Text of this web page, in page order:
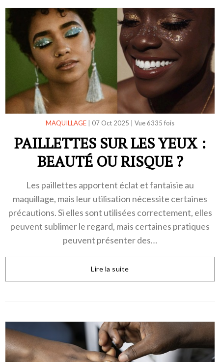
MAQUILLAGE 07 Oct 2025 Vue 6335 fois
PAILLETTES SUR LES YEUX :
BEAUTÉ OU RISQUE ?
Les paillettes apportent éclat et fantaisie au
maquillage, mais leur utilisation nécessite certaines
précautions. Si elles sont utilisées correctement, elles
peuvent sublimer le regard, mais certaines pratiques
peuvent présenter des…
Lire la suite